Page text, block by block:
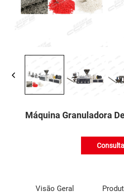
Máquina Granuladora
Consulta
Visão Geral